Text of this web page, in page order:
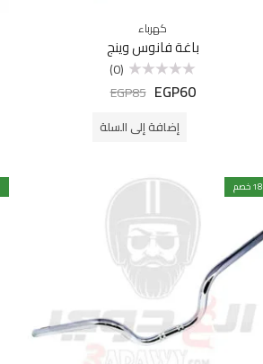
كهرباء
باغة فانوس وينج
التقييم
(0)
EGP60
EGP85
إضافة إلى السلة
18